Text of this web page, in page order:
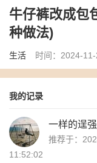
牛仔裤改成包
种做法)
生活 时间：2024-11-
我的记录
一样的逞强
推荐于：
11:52:02